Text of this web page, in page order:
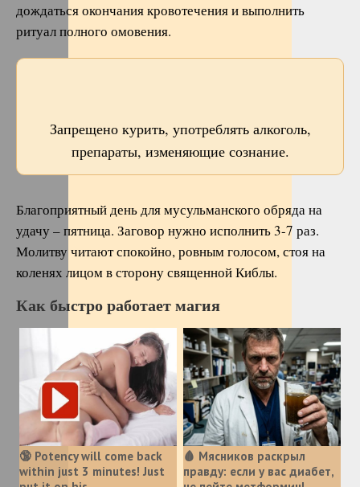
дождаться окончания кровотечения и выполнить
ритуал полного омовения.
Запрещено курить, употреблять алкоголь,
препараты, изменяющие сознание.
Благоприятный день для мусульманского обряда на
удачу – пятница. Заговор нужно исполнить 3-7 раз.
Молитву читают спокойно, ровным голосом, стоя на
коленях лицом в сторону священной Киблы.
Как быстро работает магия
🔞 Potency will come back
within just 3 minutes! Just
🩸 Мясников раскрыл
правду: если у вас диабет,